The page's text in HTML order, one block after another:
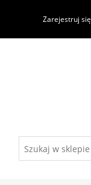
Zarejestruj się